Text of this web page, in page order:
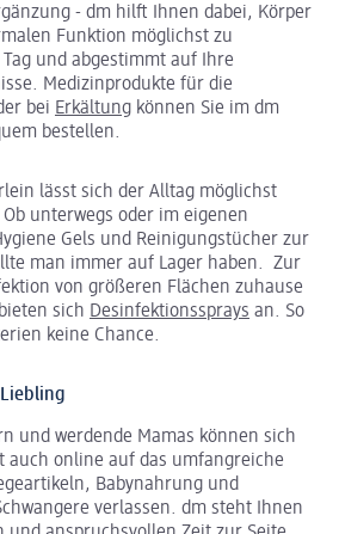
- dm hilft Ihnen dabei, Körper
Funktion möglichst zu
und abgestimmt auf Ihre
Medizinprodukte für die
bei Erkältung können Sie im dm
bestellen.
lässt sich der Alltag möglichst
unterwegs oder im eigenen
Gels und Reinigungstücher zur
man immer auf Lager haben. Zur
von größeren Flächen zuhause
sich Desinfektionssprays an. So
keine Chance.
und werdende Mamas können sich
auch online auf das umfangreiche
Babynahrung und
verlassen. dm steht Ihnen